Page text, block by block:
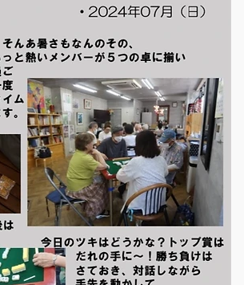
事業団
題のカテゴリー SDGsおやさいバル絆版
商店街の行事 講演会 書籍